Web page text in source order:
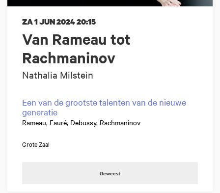
Van Rameau tot
Rachmaninov
Nathalia Milstein
ZA 1 JUN 202420:15
Een van de grootste talenten van de nieuwe
generatie
Rameau, Fauré, Debussy, Rachmaninov
Grote Zaal
Geweest